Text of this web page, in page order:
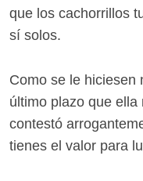
que los cachorrillos
sí solos.
Como se le hiciesen
último plazo que
contestó
tienes el valor para